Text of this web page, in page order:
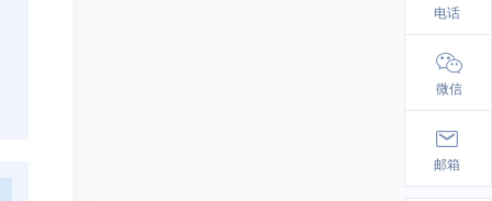
电话
微信
邮箱